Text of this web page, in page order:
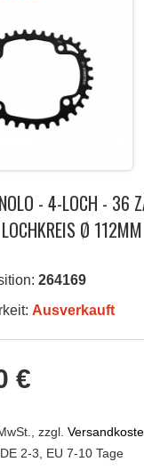
- 4-LOCH - 36
Ø 112MM
264169
Ausverkauft
€
zzgl.
2-3, EU 7-10 Tage